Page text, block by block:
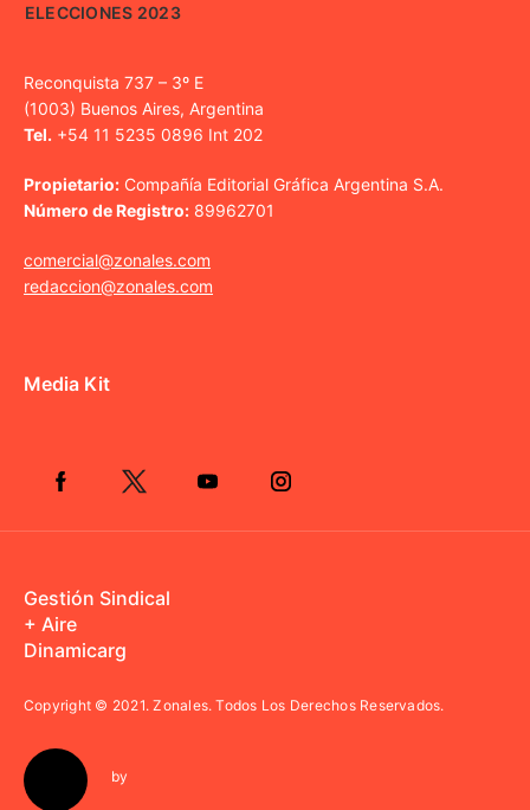
ELECCIONES 2023
Reconquista 737 – 3º E
(1003) Buenos Aires, Argentina
Tel. +54 11 5235 0896 Int 202
Propietario: Compañía Editorial Gráfica Argentina S.A.
Número de Registro: 89962701
comercial@zonales.com
redaccion@zonales.com
Media Kit
Gestión Sindical
+ Aire
Dinamicarg
Copyright © 2021.Zonales. Todos Los Derechos Reservados.
by